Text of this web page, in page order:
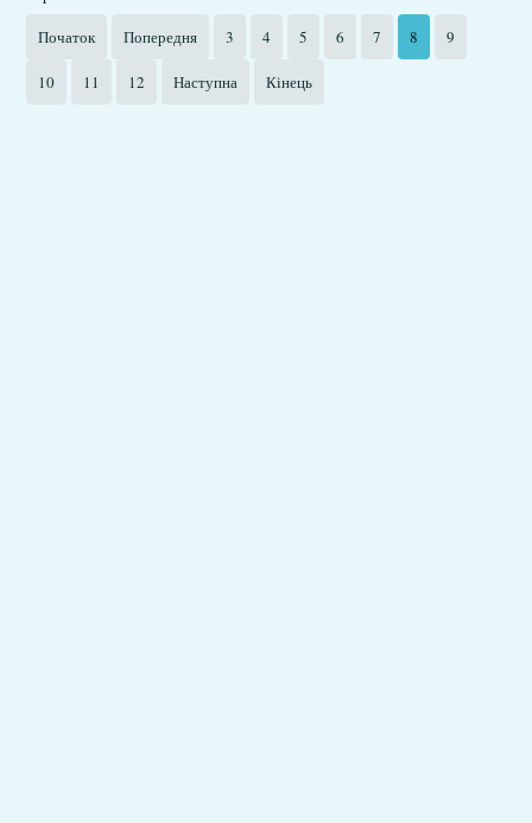
Початок
Попередня 3 4 5 6 7 8 9
10 11 12 Наступна Кінець